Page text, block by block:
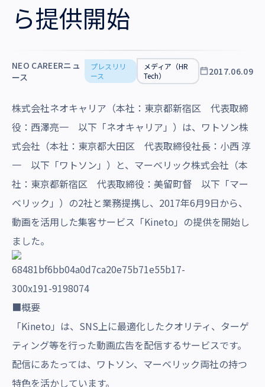
拠点一覧
沿革・受賞歴
採用情報
ら提供開始
NEO CAREERニュ
ース
プレスリリ
ース
メディア（HR
Tech）
2017.06.09
株式会社ネオキャリア（本社：東京都新宿区 代表取締
役：西澤亮一 以下「ネオキャリア」）は、ワトソン株
式会社（本社：東京都大田区 代表取締役社長：小西 淳
一 以下「ワトソン」）と、マーベリック株式会社（本
社：東京都新宿区 代表取締役：美留町督 以下「マー
ベリック」）の2社と業務提携し、2017年6月9日から、
動画を活用した集客サービス「Kineto」の提供を開始し
ました。
■概要
「Kineto」は、SNS上に最適化したクオリティ、ターゲ
ティング等を行った動画広告を配信するサービスです。
配信にあたっては、ワトソン、マーベリック両社の持つ
特色を活かしています。